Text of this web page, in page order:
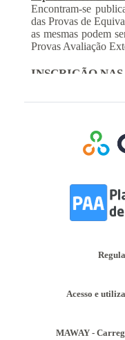
NAS PROVAS
FREQUÊNCIA
Com a publicação
Nacional de
provas de
Nos termos do
A/2018, de 3 de
Informações-
Equivalência à
as mesmas podem
Acesso e
MAWAY -